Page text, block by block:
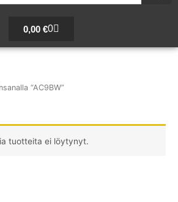
0,00 €0
Cart
“AC9BW”
tuotteita ei löytynyt.